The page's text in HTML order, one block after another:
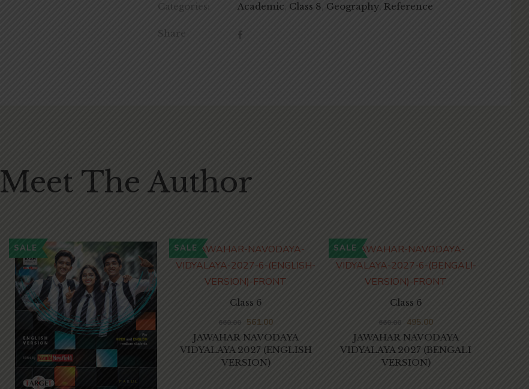
Categories: Academic Class 8 Geography,Reference
Share
Meet The Author
SALE SALE
JAWAHAR NAVODAYA
VIDYALAYA 2027 (ENGLISH
VERSION)
Class 6
660.00 561.00
SALE
JAWAHAR NAVODAYA
VIDYALAYA 2027 (BENGALI
VERSION)
Class 6
660.00 495.00